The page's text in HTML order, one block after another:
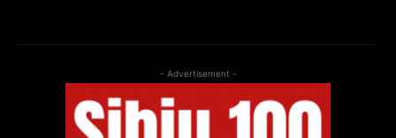
- Advertisement -